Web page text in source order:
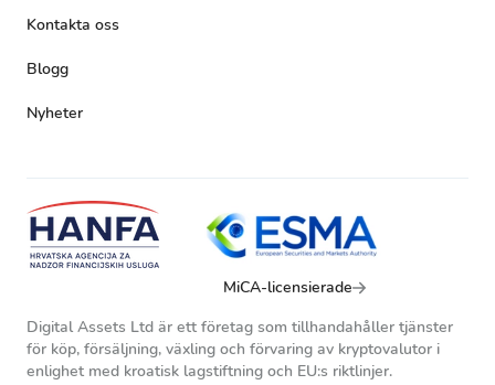
Kontakta oss
Blogg
Nyheter
MiCA-licensierade
Digital Assets Ltd är ett företag som tillhandahåller tjänster
för köp, försäljning, växling och förvaring av kryptovalutor i
enlighet med kroatisk lagstiftning och EU:s riktlinjer.